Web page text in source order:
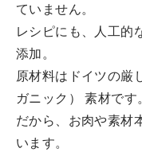
ていません。
レシピにも、人工的
添加。
原材料はドイツの厳
ガニック） 素材です
だから、お肉や素材
います。